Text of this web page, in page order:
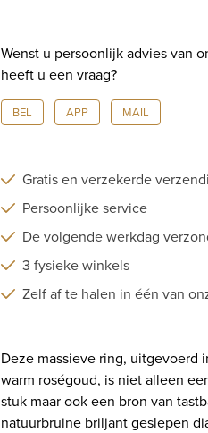
3
aantal
Wenst u persoonlijk advies van
heeft u een vraag?
BEL APP MAIL
Gratis en verzekerde
Persoonlijke service
De volgende werkdag
3 fysieke winkels
Zelf af te halen in één van
Deze massieve ring, uitgevoerd
warm roségoud, is niet alleen
stuk maar ook een bron van
natuurbruine briljant geslepen